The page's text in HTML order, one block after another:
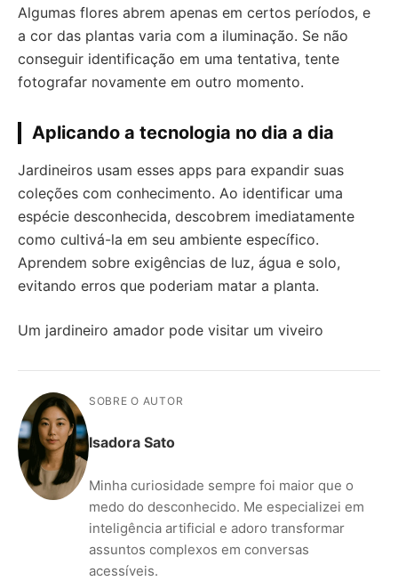
Algumas flores abrem apenas em certos períodos, e
a cor das plantas varia com a iluminação. Se não
conseguir identificação em uma tentativa, tente
fotografar novamente em outro momento.
Aplicando a tecnologia no dia a dia
Jardineiros usam esses apps para expandir suas
coleções com conhecimento. Ao identificar uma
espécie desconhecida, descobrem imediatamente
como cultivá-la em seu ambiente específico.
Aprendem sobre exigências de luz, água e solo,
evitando erros que poderiam matar a planta.
Um jardineiro amador pode visitar um viveiro
SOBRE O AUTOR
Isadora Sato
Minha curiosidade sempre foi maior que o
medo do desconhecido. Me especializei em
inteligência artificial e adoro transformar
assuntos complexos em conversas
acessíveis.